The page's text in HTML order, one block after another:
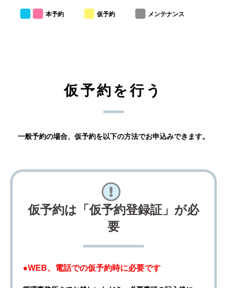
本予約 仮予約 メンテナンス
仮予約を行う
一般予約の場合、仮予約を以下の方法でお申込みできます。
仮予約は「仮予約登録証」が必
要
●WEB、電話での仮予約時に必要です